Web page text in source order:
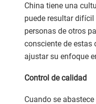
China tiene una
puede resultar
personas de otros
consciente de estas
ajustar su enfoque
Control de calidad
Cuando se